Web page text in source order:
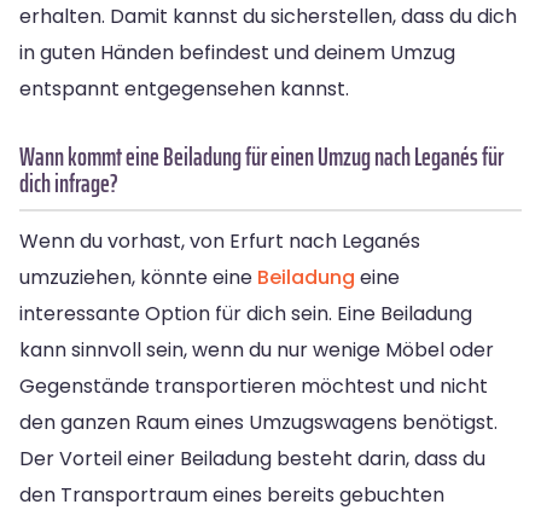
erhalten. Damit kannst du sicherstellen, dass du dich
in guten Händen befindest und deinem Umzug
entspannt entgegensehen kannst.
Wann kommt eine Beiladung für einen Umzug nach Leganés für
dich infrage?
Wenn du vorhast, von Erfurt nach Leganés
umzuziehen, könnte eine Beiladung eine
interessante Option für dich sein. Eine Beiladung
kann sinnvoll sein, wenn du nur wenige Möbel oder
Gegenstände transportieren möchtest und nicht
den ganzen Raum eines Umzugswagens benötigst.
Der Vorteil einer Beiladung besteht darin, dass du
den Transportraum eines bereits gebuchten